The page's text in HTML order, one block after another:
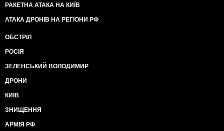
РАКЕТНА АТАКА НА КИЇВ
АТАКА ДРОНІВ НА РЕГІОНИ РФ
ОБСТРІЛ
РОСІЯ
ЗЕЛЕНСЬКИЙ ВОЛОДИМИР
ДРОНИ
КИЇВ
ЗНИЩЕННЯ
АРМІЯ РФ